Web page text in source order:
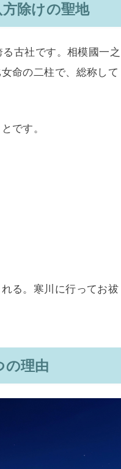
除けの聖地
古社です。相模國一之
命の二柱で、総称して
です。
る。寒川に行ってお祓
の理由